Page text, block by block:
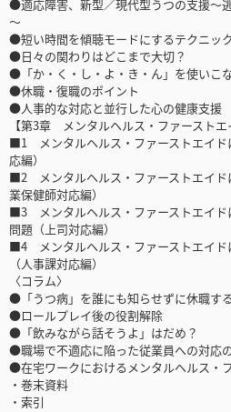
●適応障害、新型／現代型うつの支援～
～
●短い時間を傾聴モードにするテクニッ
●日々の関わりはどこまで大切？
●「か・く・し・よ・き・ん」を使いこ
●休職・復職のポイント
●人事的な対応と並行した心の健康支援
【第3章 メンタルヘルス・ファーストエ
■1 メンタルヘルス・ファーストエイド
応編）
■2 メンタルヘルス・ファーストエイド
業保健師対応編）
■3 メンタルヘルス・ファーストエイド
問題（上司対応編）
■4 メンタルヘルス・ファーストエイド
（人事課対応編）
〈コラム〉
●「うつ病」を誰にも知らせずに休職す
●ロールプレイ後の役割解除
●「飲みながら話そうよ」はだめ？
●職場で不適応に陥った従業員への対応
●在宅ワークにおけるメンタルヘルス・
・巻末資料
・索引